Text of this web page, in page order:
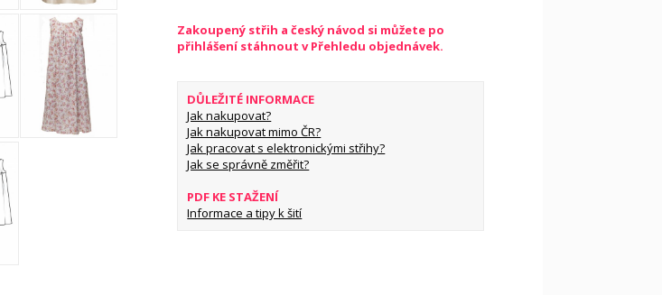
Zakoupený střih a český návod si můžete po
přihlášení stáhnout v Přehledu objednávek.
DŮLEŽITÉ INFORMACE
Jak nakupovat?
Jak nakupovat mimo ČR?
Jak pracovat s elektronickými střihy?
Jak se správně změřit?
PDF KE STAŽENÍ
Informace a tipy k šití